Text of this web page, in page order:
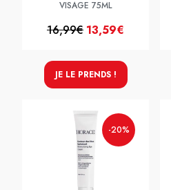
VISAGE 75ML
16,99€ 13,59€
JE LE PRENDS !
-20%